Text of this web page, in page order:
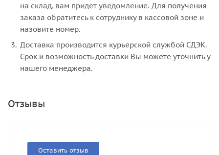
на склад, вам придет уведомление. Для получения
заказа обратитесь к сотруднику в кассовой зоне и
назовите номер.
Доставка производится курьерской службой СДЭК.
Срок и возможность доставки Вы можете уточнить у
нашего менеджера.
Отзывы
Оставить отзыв